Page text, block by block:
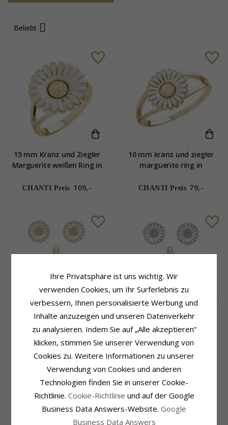
Beliebt
15 mm Kranz und Ziegler
Marguerite weißen Ring in
weißem Emaille
CHANTI Preis 109,-
10 mm kranz und ziegler
marguerite ring in
weißem emaille
CHANTI Preis 79,-
Kranz und Ziegler
Marguerite Schmuck Set in
vergoldetem Sterlingsilber
CHANTI Preis 79,-
Kranz und Ziegler
Marguerite Schmuck Set in
Silber weißem Emaille
Ihre Privatsphäre ist uns wichtig. Wir
verwenden Cookies, um Ihr Surferlebnis zu
verbessern, Ihnen personalisierte Werbung und
Inhalte anzuzeigen und unseren Datenverkehr
zu analysieren. Indem Sie auf „Alle akzeptieren“
klicken, stimmen Sie unserer Verwendung von
Cookies zu. Weitere Informationen zu unserer
Verwendung von Cookies und anderen
Technologien finden Sie in unserer Cookie-
Richtlinie. Cookie-Richtlinie und auf der Google
Business Data Answers-Website. Google
Business Data Answers